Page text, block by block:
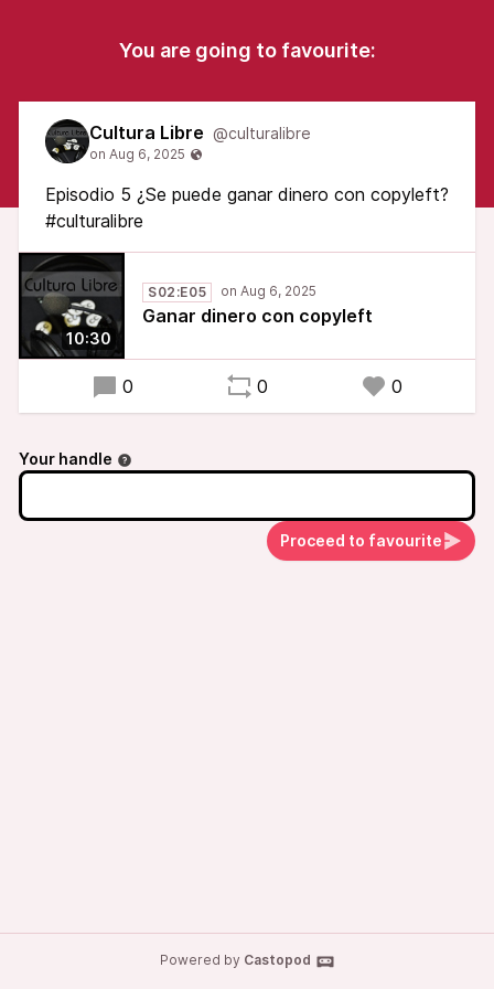
You are going to favourite:
Cultura Libre @culturalibre
Episodio 5 ¿Se puede ganar dinero con copyleft?
#culturalibre
10:30
S02:E05
Ganar dinero con copyleft
0 0 0
Your handle
Proceed to favourite
Powered by Castopod